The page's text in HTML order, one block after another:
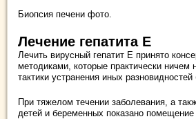
Биопсия печени фото.
Лечение гепатита Е
Лечить вирусный гепатит Е принято
методиками, которые практически ничем
тактики устранения иных разновидностей
При тяжелом течении заболевания, а
детей и беременных показано помещение